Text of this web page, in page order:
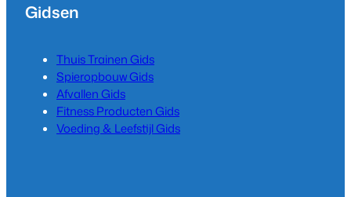
Gidsen
Thuis Trainen Gids
Spieropbouw Gids
Afvallen Gids
Fitness Producten Gids
Voeding & Leefstijl Gids